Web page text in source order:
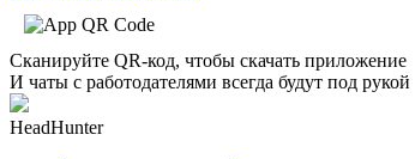
Сканируйте QR-код, чтобы скачать приложение
И чаты с работодателями всегда будут под рукой
HeadHunter